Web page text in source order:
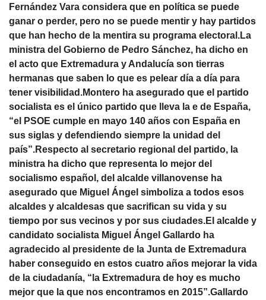
Fernández Vara considera que en política se puede
ganar o perder, pero no se puede mentir y hay partidos
que han hecho de la mentira su programa electoral.La
ministra del Gobierno de Pedro Sánchez, ha dicho en
el acto que Extremadura y Andalucía son tierras
hermanas que saben lo que es pelear día a día para
tener visibilidad.Montero ha asegurado que el partido
socialista es el único partido que lleva la e de España,
“el PSOE cumple en mayo 140 años con España en
sus siglas y defendiendo siempre la unidad del
país”.Respecto al secretario regional del partido, la
ministra ha dicho que representa lo mejor del
socialismo español, del alcalde villanovense ha
asegurado que Miguel Ángel simboliza a todos esos
alcaldes y alcaldesas que sacrifican su vida y su
tiempo por sus vecinos y por sus ciudades.El alcalde y
candidato socialista Miguel Ángel Gallardo ha
agradecido al presidente de la Junta de Extremadura
haber conseguido en estos cuatro años mejorar la vida
de la ciudadanía, “la Extremadura de hoy es mucho
mejor que la que nos encontramos en 2015”.Gallardo